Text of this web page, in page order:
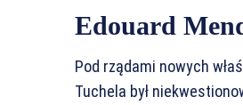
Edouard
Pod rządami nowych
Tuchela był